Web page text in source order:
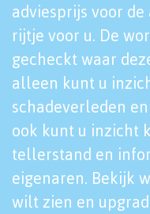
adviesprijs voor
rijtje voor u. De
gecheckt waar
alleen kunt u
schadeverleden
ook kunt u inzicht
tellerstand en
eigenaren. Bekijk
wilt zien en